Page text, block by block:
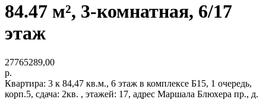
84.47 м², 3-комнатная, 6/17
этаж
27765289,00
р.
Квартира: 3 к 84,47 кв.м., 6 этаж в комплексе Б15, 1 очередь,
корп.5, сдача: 2кв. , этажей: 17, адрес Маршала Блюхера пр., д.